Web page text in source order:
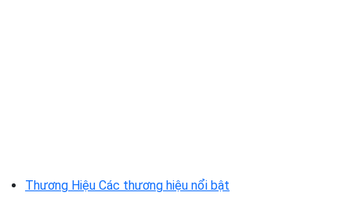
Thương Hiệu Các thương hiệu nổi bật